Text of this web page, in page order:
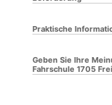
Praktische
Geben Sie Ihre
Fahrschule 1705